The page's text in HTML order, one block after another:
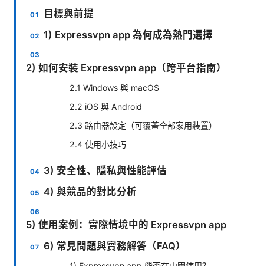
目標與前提
1) Expressvpn app 為何成為熱門選擇
2) 如何安裝 Expressvpn app（跨平台指南）
2.1 Windows 與 macOS
2.2 iOS 與 Android
2.3 路由器設定（可覆蓋全部家用裝置）
2.4 使用小技巧
3) 安全性、隱私與性能評估
4) 與競品的對比分析
5) 使用案例：實際情境中的 Expressvpn app
6) 常見問題與實務解答（FAQ）